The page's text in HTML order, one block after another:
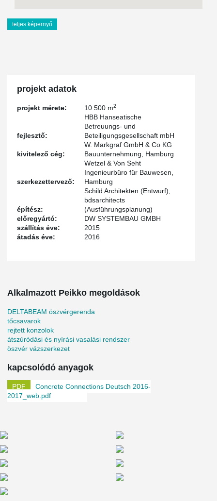
teljes képernyő
projekt adatok
projekt mérete: 10 500 m2
fejlesztő:
HBB Hanseatische
Betreuungs- und
Beteiligungsgesellschaft mbH
kivitelező cég:
W. Markgraf GmbH & Co KG
Bauunternehmung, Hamburg
szerkezettervező:
Wetzel & Von Seht
Ingenieurbüro für Bauwesen,
Hamburg
építész:
Schild Architekten (Entwurf),
bdsarchitects
(Ausführungsplanung)
előregyártó:
DW SYSTEMBAU GMBH
szállítás éve:
2015
átadás éve:
2016
Alkalmazott Peikko megoldások
DELTABEAM öszvérgerenda
tőcsavarok
rejtett konzolok
átszúródási és nyírási vasalási rendszer
öszvér vázszerkezet
kapcsolódó anyagok
Concrete Connections Deutsch 2016-
2017_web.pdf